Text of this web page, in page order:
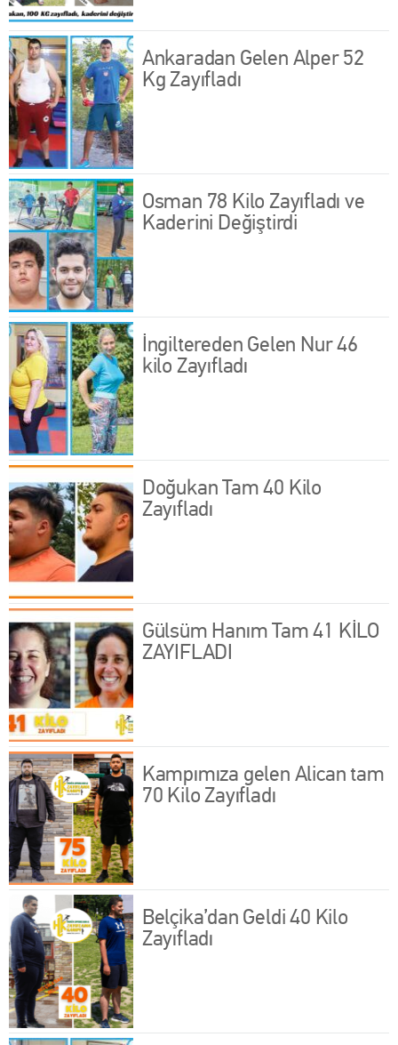
Ankaradan Gelen Alper 52
Kg Zayıfladı
Osman 78 Kilo Zayıfladı ve
Kaderini Değiştirdi
İngiltereden Gelen Nur 46
kilo Zayıfladı
Doğukan Tam 40 Kilo
Zayıfladı
Gülsüm Hanım Tam 41 KİLO
ZAYIFLADI
Kampımıza gelen Alican tam
70 Kilo Zayıfladı
Belçika’dan Geldi 40 Kilo
Zayıfladı